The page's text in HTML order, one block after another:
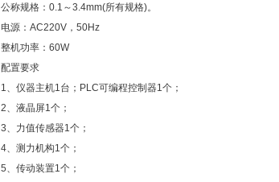
公称规格：0.1～3.4mm(所有规格)。
电源：AC220V，50Hz
整机功率：60W
配置要求
1、仪器主机1台；PLC可编程控制器1个；
2、液晶屏1个；
3、力值传感器1个；
4、测力机构1个；
5、传动装置1个；